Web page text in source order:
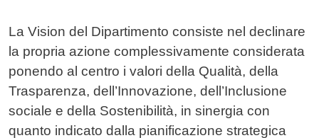
Contenuto
La Vision del Dipartimento consiste nel declinare
la propria azione complessivamente considerata
ponendo al centro i valori della Qualità, della
Trasparenza, dell’Innovazione, dell’Inclusione
sociale e della Sostenibilità, in sinergia con
quanto indicato dalla pianificazione strategica